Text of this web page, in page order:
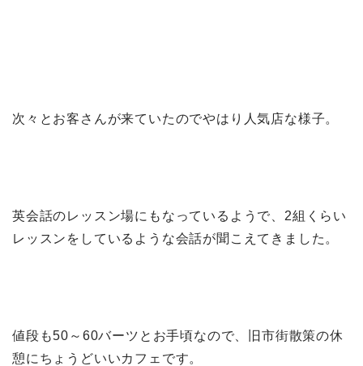
次々とお客さんが来ていたのでやはり人気店な様子。
英会話のレッスン場にもなっているようで、2組くらい
レッスンをしているような会話が聞こえてきました。
値段も50～60バーツとお手頃なので、旧市街散策の休
憩にちょうどいいカフェです。